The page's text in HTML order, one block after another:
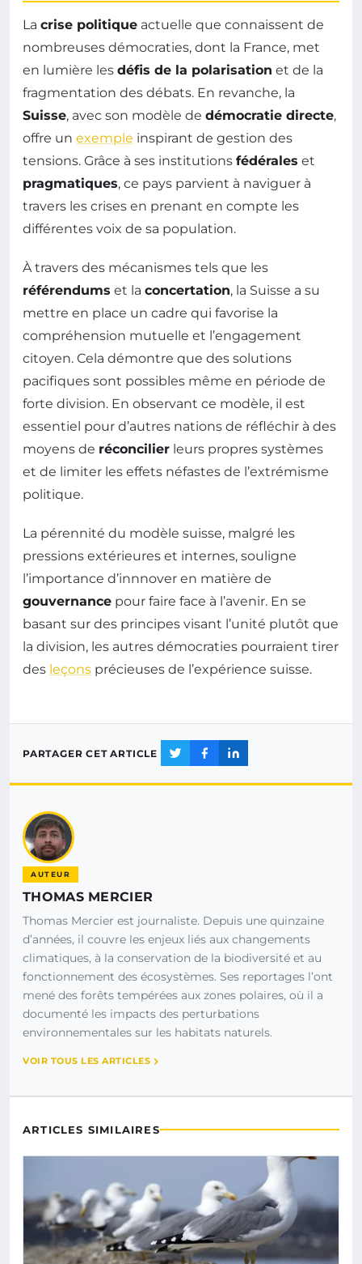
La crise politique actuelle que connaissent de
nombreuses démocraties, dont la France, met
en lumière les défis de la polarisation et de la
fragmentation des débats. En revanche, la
Suisse, avec son modèle de démocratie directe,
offre un exemple inspirant de gestion des
tensions. Grâce à ses institutions fédérales et
pragmatiques, ce pays parvient à naviguer à
travers les crises en prenant en compte les
différentes voix de sa population.
À travers des mécanismes tels que les
référendums et la concertation, la Suisse a su
mettre en place un cadre qui favorise la
compréhension mutuelle et l’engagement
citoyen. Cela démontre que des solutions
pacifiques sont possibles même en période de
forte division. En observant ce modèle, il est
essentiel pour d’autres nations de réfléchir à des
moyens de réconcilier leurs propres systèmes
et de limiter les effets néfastes de l’extrémisme
politique.
La pérennité du modèle suisse, malgré les
pressions extérieures et internes, souligne
l’importance d’innnover en matière de
gouvernance pour faire face à l’avenir. En se
basant sur des principes visant l’unité plutôt que
la division, les autres démocraties pourraient tirer
des leçons précieuses de l’expérience suisse.
PARTAGER CET ARTICLE
AUTEUR
THOMAS MERCIER
Thomas Mercier est journaliste. Depuis une quinzaine
d’années, il couvre les enjeux liés aux changements
climatiques, à la conservation de la biodiversité et au
fonctionnement des écosystèmes. Ses reportages l’ont
mené des forêts tempérées aux zones polaires, où il a
documenté les impacts des perturbations
environnementales sur les habitats naturels.
VOIR TOUS LES ARTICLES
ARTICLES SIMILAIRES